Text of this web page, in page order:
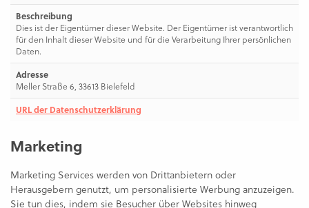
Beschreibung
Dies ist der Eigentümer dieser Website. Der Eigentümer ist verantwortlich
für den Inhalt dieser Website und für die Verarbeitung Ihrer persönlichen
Daten.
Adresse
Meller Straße 6, 33613 Bielefeld
URL der Datenschutzerklärung
Marketing
Marketing Services werden von Drittanbietern oder
Herausgebern genutzt, um personalisierte Werbung anzuzeigen.
Sie tun dies, indem sie Besucher über Websites hinweg